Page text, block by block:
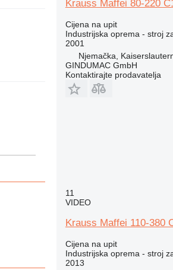
Krauss Maffei 80-220
Cijena na upit
Industrijska oprema - stroj
2001
Njemačka,
GINDUMAC GmbH
Kontaktirajte prodavatelja
11
VIDEO
Krauss Maffei 110-380
Cijena na upit
Industrijska oprema - stroj
2013